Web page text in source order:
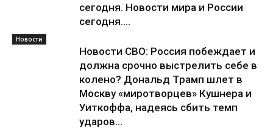
сегодня. Новости мира и России
сегодня....
Новости
Новости СВО: Россия побеждает и
должна срочно выстрелить себе в
колено? Дональд Трамп шлет в
Москву «миротворцев» Кушнера и
Уиткоффа, надеясь сбить темп
ударов...